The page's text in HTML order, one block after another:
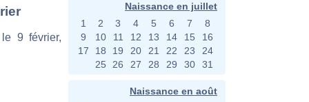
9 février,
Naissance en juillet
1
2 3 4 5 6 7
8
9
10 11 12 13 14 15
16
17
18 19 20 21 22 23
24
25
26 27 28 29 30 31
Naissance en août